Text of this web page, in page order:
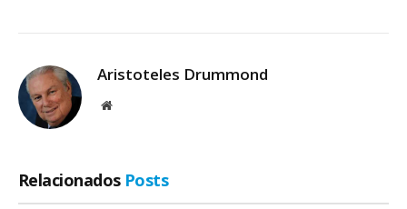
Aristoteles Drummond
Site
Relacionados Posts